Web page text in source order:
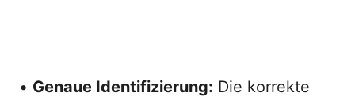
• Genaue Identifizierung: Die korrekte